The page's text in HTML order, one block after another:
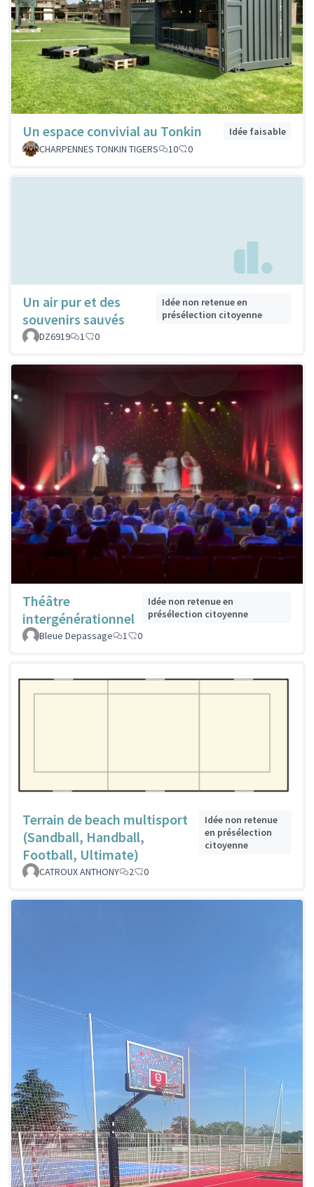
Un espace convivial au Tonkin
Idée faisable
CHARPENNES TONKIN TIGERS
10 0
Un air pur et des
souvenirs sauvés
Idée non retenue en
présélection citoyenne
DZ6919
1 0
Théâtre
intergénérationnel
Idée non retenue en
présélection citoyenne
Bleue Depassage
1 0
Terrain de beach multisport
(Sandball, Handball,
Football, Ultimate)
Idée non retenue
en présélection
citoyenne
CATROUX ANTHONY 2 0